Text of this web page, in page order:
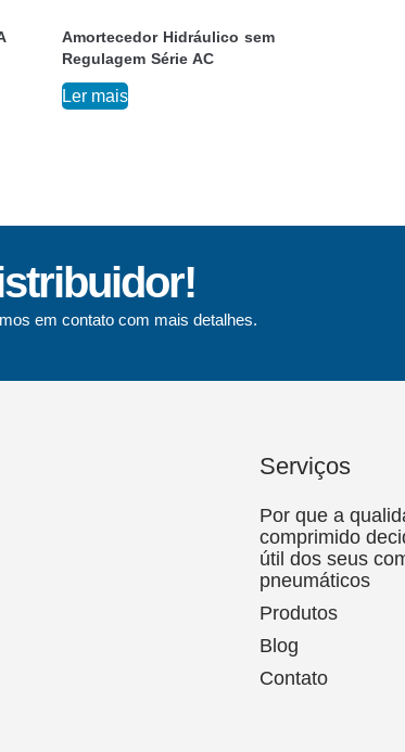
Amortecedor Hidráulico sem
Regulagem Série AC
Ler mais
em contato com mais detalhes.
Serviços
Por que a
comprimido
útil dos seus
pneumáticos
Produtos
Blog
Contato